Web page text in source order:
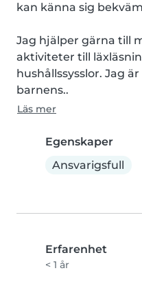
kan känna sig
Jag hjälper gärna till
aktiviteter till
hushållssysslor. Jag
barnens..
Läs mer
Egenskaper
Ansvarigsfull
Erfarenhet
< 1 år